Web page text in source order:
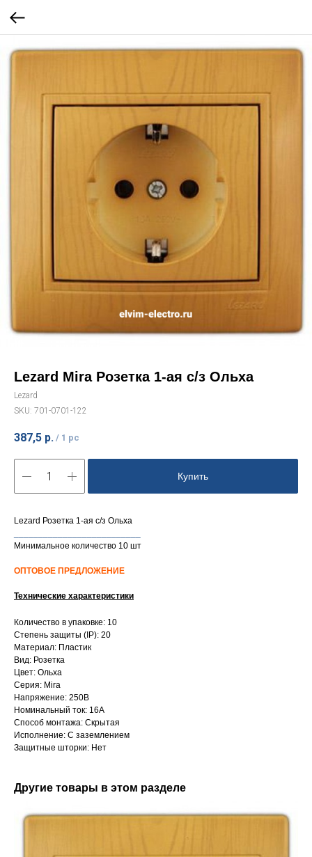
Lezard Mira Розетка 1-ая с/з Ольха
Lezard
SKU: 701-0701-122
387,5 р. / 1 pc
Купить
Lezard Розетка 1-ая с/з Ольха
Минимальное количество 10 шт
ОПТОВОЕ ПРЕДЛОЖЕНИЕ
Технические характеристики
Количество в упаковке: 10
Степень защиты (IP): 20
Материал: Пластик
Вид: Розетка
Цвет: Ольха
Серия: Mira
Напряжение: 250В
Номинальный ток: 16А
Способ монтажа: Скрытая
Исполнение: С заземлением
Защитные шторки: Нет
Другие товары в этом разделе